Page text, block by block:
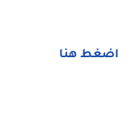
اضغط هنا